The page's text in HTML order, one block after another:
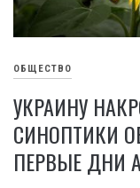
ОБЩЕСТВО
УКРАИНУ
СИНОПТИКИ
ПЕРВЫЕ ДНИ